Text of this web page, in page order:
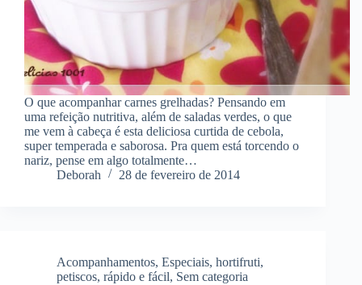
O que acompanhar carnes grelhadas? Pensando em
uma refeição nutritiva, além de saladas verdes, o que
me vem à cabeça é esta deliciosa curtida de cebola,
super temperada e saborosa. Pra quem está torcendo o
nariz, pense em algo totalmente…
Deborah
28 de fevereiro de 2014
Acompanhamentos, Especiais, hortifruti,
petiscos, rápido e fácil, Sem categoria